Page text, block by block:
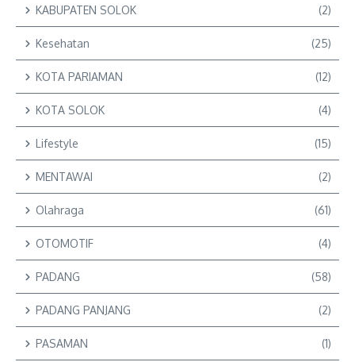
KABUPATEN SOLOK (2)
Kesehatan (25)
KOTA PARIAMAN (12)
KOTA SOLOK (4)
Lifestyle (15)
MENTAWAI (2)
Olahraga (61)
OTOMOTIF (4)
PADANG (58)
PADANG PANJANG (2)
PASAMAN (1)